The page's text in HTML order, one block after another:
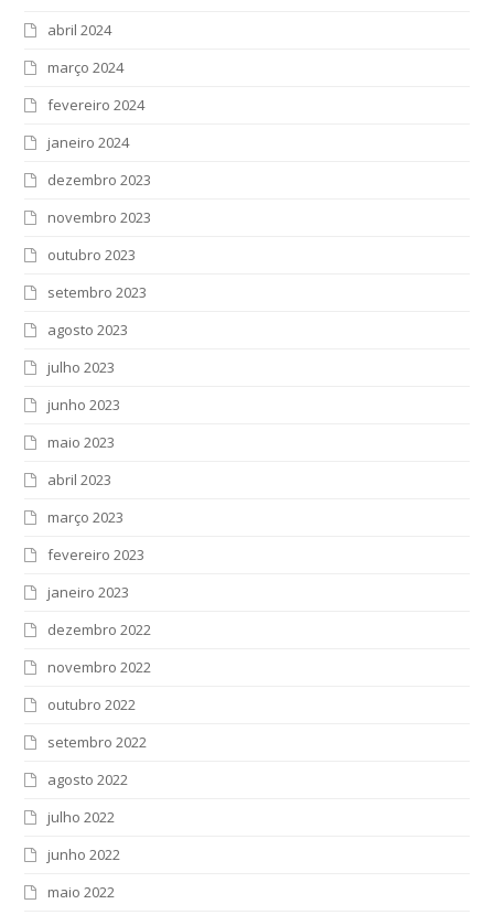
abril 2024
março 2024
fevereiro 2024
janeiro 2024
dezembro 2023
novembro 2023
outubro 2023
setembro 2023
agosto 2023
julho 2023
junho 2023
maio 2023
abril 2023
março 2023
fevereiro 2023
janeiro 2023
dezembro 2022
novembro 2022
outubro 2022
setembro 2022
agosto 2022
julho 2022
junho 2022
maio 2022